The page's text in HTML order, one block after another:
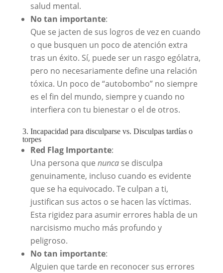
salud mental.
No tan importante:
Que se jacten de sus logros de vez en cuando
o que busquen un poco de atención extra
tras un éxito. Sí, puede ser un rasgo ególatra,
pero no necesariamente define una relación
tóxica. Un poco de “autobombo” no siempre
es el fin del mundo, siempre y cuando no
interfiera con tu bienestar o el de otros.
3. Incapacidad para disculparse vs. Disculpas tardías o
torpes
Red Flag Importante:
Una persona que nuncase disculpa
genuinamente, incluso cuando es evidente
que se ha equivocado. Te culpan a ti,
justifican sus actos o se hacen las víctimas.
Esta rigidez para asumir errores habla de un
narcisismo mucho más profundo y
peligroso.
No tan importante:
Alguien que tarde en reconocer sus errores